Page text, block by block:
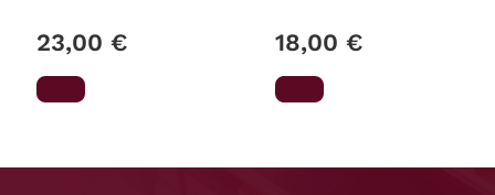
23,00 € 18,00 €